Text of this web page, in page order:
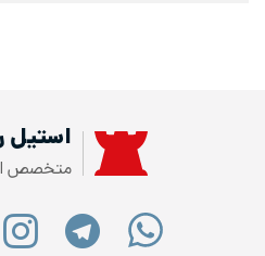
استیل
متخصص